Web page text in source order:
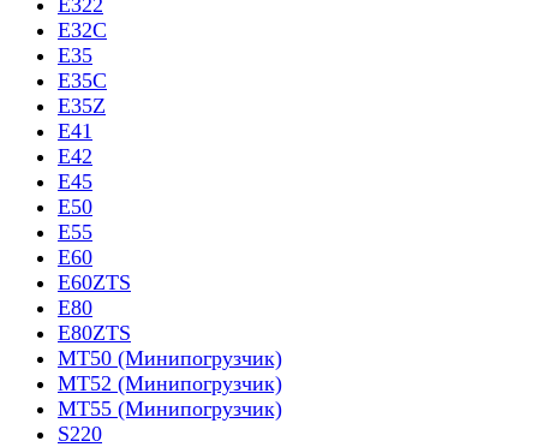
E322
E32C
E35
E35C
E35Z
E41
E42
E45
E50
E55
E60
E60ZTS
E80
E80ZTS
MT50 (Минипогрузчик)
MT52 (Минипогрузчик)
MT55 (Минипогрузчик)
S220